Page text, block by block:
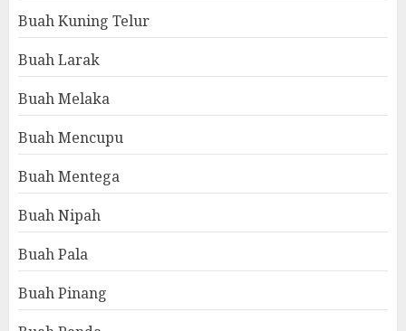
Buah Kuning Telur
Buah Larak
Buah Melaka
Buah Mencupu
Buah Mentega
Buah Nipah
Buah Pala
Buah Pinang